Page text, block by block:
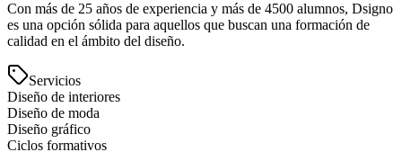
Con más de 25 años de experiencia y más de 4500 alumnos, Dsigno
es una opción sólida para aquellos que buscan una formación de
calidad en el ámbito del diseño.
Servicios
Diseño de interiores
Diseño de moda
Diseño gráfico
Ciclos formativos